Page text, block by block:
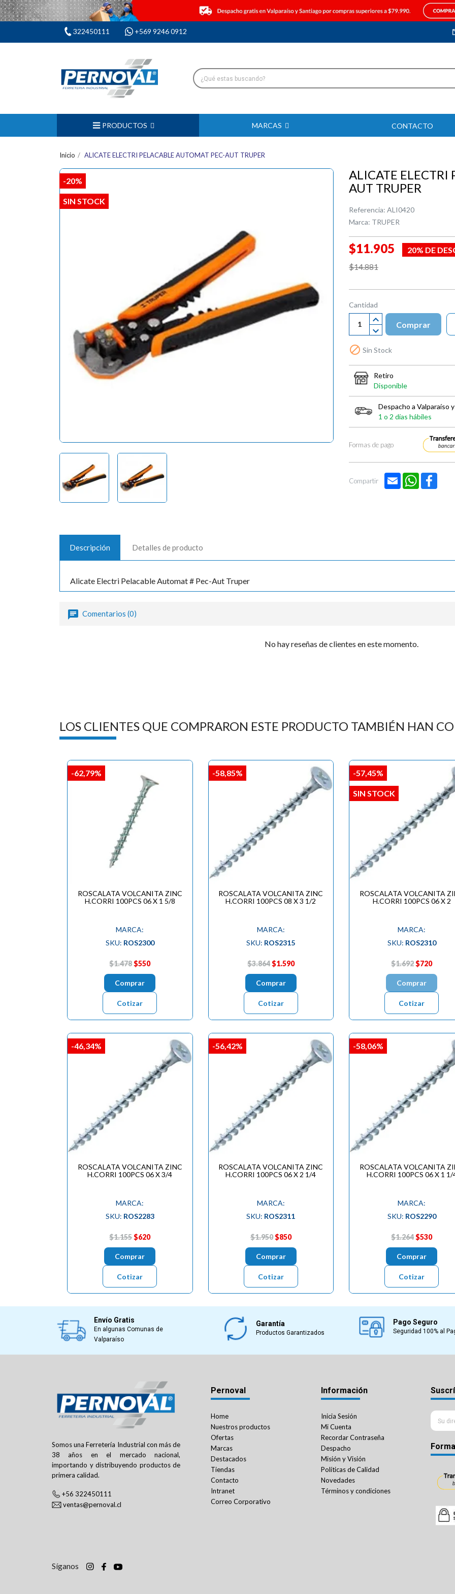
322450111 +569 9246 0912
PRODUCTOS MARCAS CONTACTO
Inicio ALICATE ELECTRI PELACABLE AUTOMAT PEC-AUT TRUPER
-20%
SIN STOCK
ALICATE ELECTRI
AUT TRUPER
Referencia: ALI0420
Marca: TRUPER
$11.905
20% DE
$14.881
Cantidad
Comprar
 Sin Stock
Retiro
Disponible
Despacho a Valparaíso
1 o 2 días hábiles
Formas de pago
Compartir Email WhatsApp
Descripción Detalles de producto
Alicate Electri Pelacable Automat # Pec-Aut Truper
Comentarios (0)
No hay reseñas de clientes en este momento.
LOS CLIENTES QUE COMPRARON ESTE PRODUCTO TAMBIÉN HAN
ROSCALATA VOLCANITA ZINC
H.CORRI 100PCS 06 X 1 5/8
MARCA:
SKU: ROS2300
$1.478$550
Comprar
Cotizar
-62,79%
ROSCALATA VOLCANITA ZINC
H.CORRI 100PCS 08 X 3 1/2
MARCA:
SKU: ROS2315
$3.864$1.590
Comprar
Cotizar
-58,85%
ROSCALATA VOLCANITA
H.CORRI 100PCS 06 X 2
MARCA:
SKU: ROS2310
$1.692$720
Comprar
Cotizar
-57,45%
SIN STOCK
ROSCALATA VOLCANITA ZINC
H.CORRI 100PCS 06 X 3/4
MARCA:
SKU: ROS2283
$1.155$620
Comprar
Cotizar
-46,34%
ROSCALATA VOLCANITA ZINC
H.CORRI 100PCS 06 X 2 1/4
MARCA:
SKU: ROS2311
$1.950$850
Comprar
Cotizar
-56,42%
ROSCALATA VOLCANITA
H.CORRI 100PCS 06 X 1 1/
MARCA:
SKU: ROS2290
$1.264$530
Comprar
Cotizar
-58,06%
Envío Gratis
En algunas Comunas de
Valparaíso
Garantía
Productos Garantizados
Pago Seguro
Seguridad 100% al
Somos una Ferretería Industrial con más de
38 años en el mercado nacional,
importando y distribuyendo productos de
primera calidad.
+56 322450111
ventas@pernoval.cl
Síganos
Pernoval
Home
Nuestros productos
Ofertas
Marcas
Destacados
Tiendas
Contacto
Intranet
Correo Corporativo
Información
Inicia Sesión
Mi Cuenta
Recordar Contraseña
Despacho
Misión y Visión
Políticas de Calidad
Novedades
Términos y condiciones